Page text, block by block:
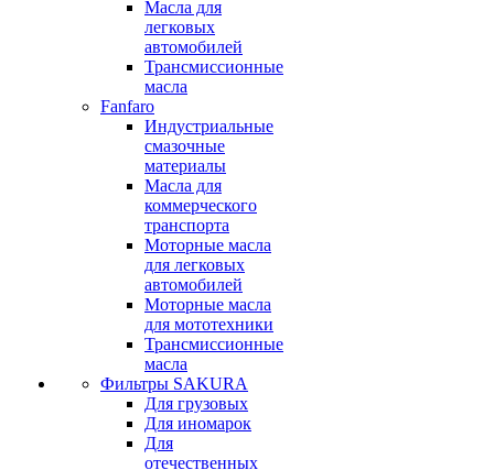
Масла для
легковых
автомобилей
Трансмиссионные
масла
Fanfaro
Индустриальные
смазочные
материалы
Масла для
коммерческого
транспорта
Моторные масла
для легковых
автомобилей
Моторные масла
для мототехники
Трансмиссионные
масла
Фильтры SAKURA
Для грузовых
Для иномарок
Для
отечественных